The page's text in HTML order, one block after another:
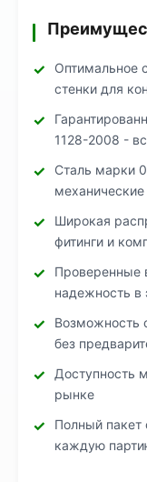
Оптимальное
стенки для
1128-2008 -
Сталь марки
механические
Широкая
фитинги и
Проверенные
надежность в
Возможность
без
Доступность
рынке
Полный пакет
каждую